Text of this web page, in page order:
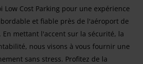
Low Cost Parking pour une expérience
et fiable près de l'aéroport de
En mettant l'accent sur la sécurité, la
nous visons à vous fournir une
sans stress. Profitez de la